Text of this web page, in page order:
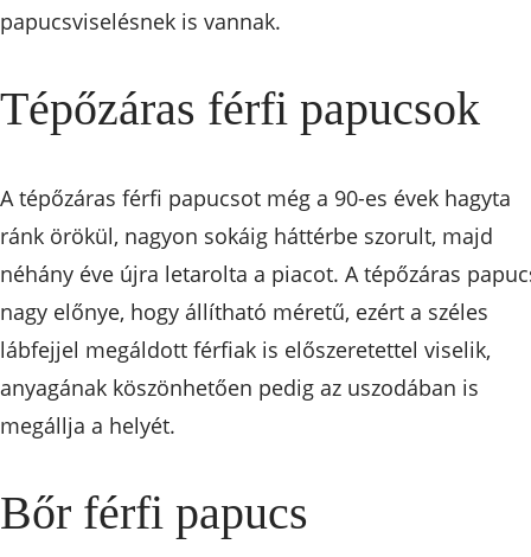
papucsviselésnek is vannak.
Tépőzáras férfi papucsok
A tépőzáras férfi papucsot még a 90-es évek hagyta
ránk örökül, nagyon sokáig háttérbe szorult, majd
néhány éve újra letarolta a piacot. A tépőzáras
nagy előnye, hogy állítható méretű, ezért a széles
lábfejjel megáldott férfiak is előszeretettel viselik,
anyagának köszönhetően pedig az uszodában is
megállja a helyét.
Bőr férfi papucs